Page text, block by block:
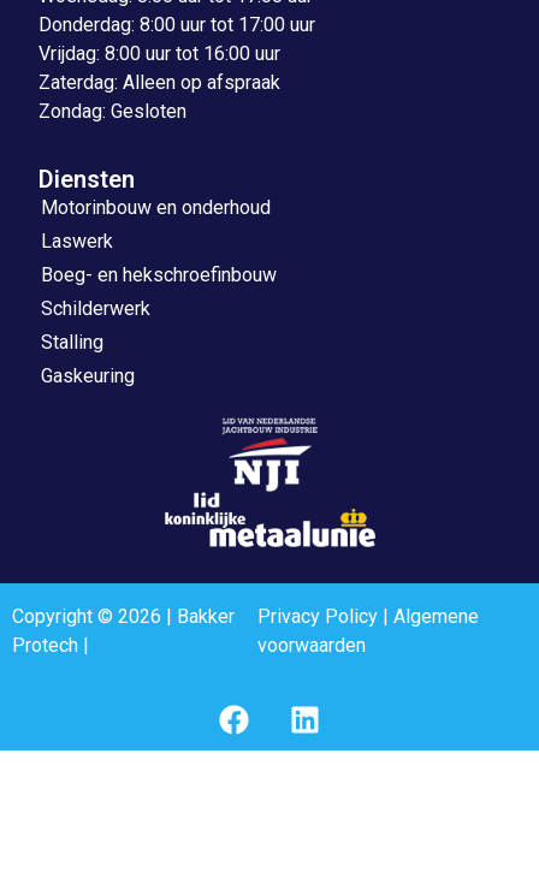
Donderdag: 8:00 uur tot 17:00 uur
Vrijdag: 8:00 uur tot 16:00 uur
Zaterdag: Alleen op afspraak
Zondag: Gesloten
Diensten
Motorinbouw en onderhoud
Laswerk
Boeg- en hekschroefinbouw
Schilderwerk
Stalling
Gaskeuring
Copyright © 2026 | Bakker
Protech |
Privacy Policy| Algemene
voorwaarden